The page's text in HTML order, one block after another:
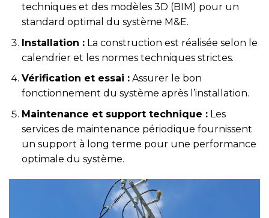
techniques et des modèles 3D (BIM) pour un
standard optimal du système M&E.
Installation :La construction est réalisée selon le
calendrier et les normes techniques strictes.
Vérification et essai :Assurer le bon
fonctionnement du système après l’installation.
Maintenance et support technique :Les
services de maintenance périodique fournissent
un support à long terme pour une performance
optimale du système.